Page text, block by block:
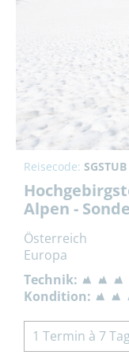
Reisecode: SGSTUB
Alpen -
Österreich
Europa
Technik:
Kondition:
1 Termin à 7